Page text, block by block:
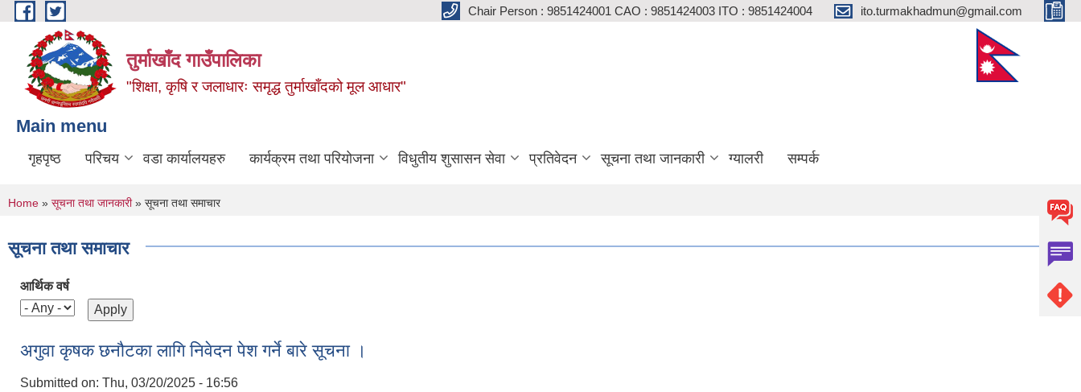
Skip to main content Chair Person : 9851424001 CAO : 9851424003 ITO : 9851424004 ito.turmakhadmun@gmail.com
तुर्माखाँद गाउँपालिका
"शिक्षा, कृषि र जलाधारः समृद्ध तुर्माखाँदको मूल आधार"
Main menu
गृहपृष्ठ परिचय वडा कार्यालयहरु कार्यक्रम तथा परियोजना विधुतीय शुसासन सेवा प्रतिवेदन सूचना तथा जानकारी ग्यालरी सम्पर्क
You are here
Home » सूचना तथा जानकारी» सूचना तथा समाचार
सूचना तथा समाचार
आर्थिक वर्ष
अगुवा कृषक छनौटका लागि निवेदन पेश गर्ने बारे सूचना ।
Submitted on: Thu, 03/20/2025 - 16:56